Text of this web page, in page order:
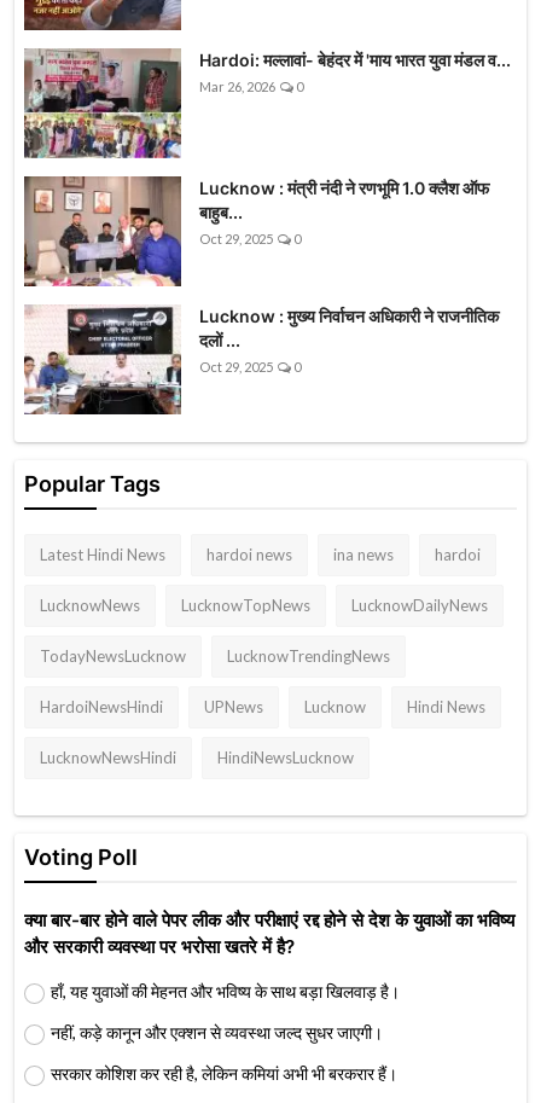
Hardoi: मल्लावां- बेहंदर में 'माय भारत युवा मंडल व...
Mar 26, 2026 0
Lucknow : मंत्री नंदी ने रणभूमि 1.0 क्लैश ऑफ
बाहुब...
Oct 29, 2025 0
Lucknow : मुख्य निर्वाचन अधिकारी ने राजनीतिक
दलों ...
Oct 29, 2025 0
Popular Tags
Latest Hindi News hardoi news ina news hardoi
LucknowNews LucknowTopNews LucknowDailyNews
TodayNewsLucknow LucknowTrendingNews
HardoiNewsHindi UPNews Lucknow Hindi News
LucknowNewsHindi HindiNewsLucknow
Voting Poll
क्या बार-बार होने वाले पेपर लीक और परीक्षाएं रद्द होने से देश के युवाओं का भविष्य
और सरकारी व्यवस्था पर भरोसा खतरे में है?
हाँ, यह युवाओं की मेहनत और भविष्य के साथ बड़ा खिलवाड़ है।
नहीं, कड़े कानून और एक्शन से व्यवस्था जल्द सुधर जाएगी।
सरकार कोशिश कर रही है, लेकिन कमियां अभी भी बरकरार हैं।